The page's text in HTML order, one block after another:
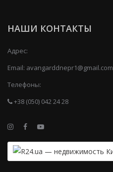
НАШИ КОНТАКТЫ
Адрес:
Email: avangarddnepr1@gmail.com
Телефоны:
+38 (050) 042 24 28